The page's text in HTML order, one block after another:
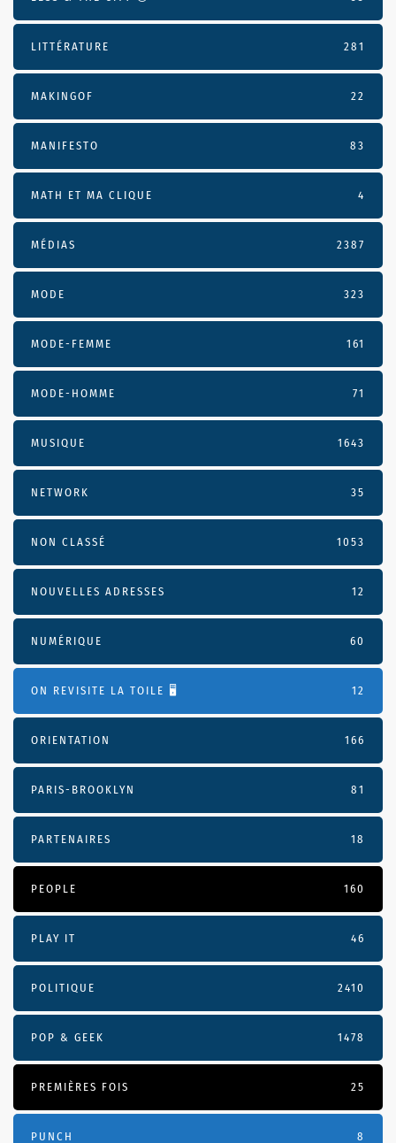
LITTÉRATURE 281
MAKINGOF 22
MANIFESTO 83
MATH ET MA CLIQUE 4
MÉDIAS 2387
MODE 323
MODE-FEMME 161
MODE-HOMME 71
MUSIQUE 1643
NETWORK 35
NON CLASSÉ 1053
NOUVELLES ADRESSES 12
NUMÉRIQUE 60
ON REVISITE LA TOILE 🖥️ 12
ORIENTATION 166
PARIS-BROOKLYN 81
PARTENAIRES 18
PEOPLE 160
PLAY IT 46
POLITIQUE 2410
POP & GEEK 1478
PREMIÈRES FOIS 25
PUNCH 8